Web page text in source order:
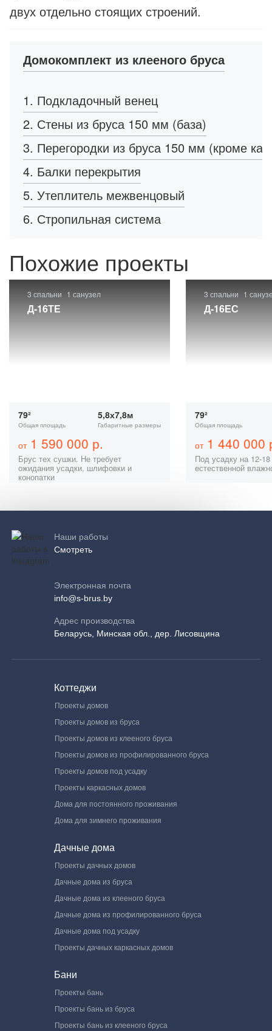
двух отдельно стоящих строений.
Домокомплект из клееного бруса
1. Подкладочный венец
2. Стены из бруса 150 мм (база)
3. Перегородки из бруса 150 мм (кроме
4. Балки перекрытия
5. Утеплитель межвенцовый
6. Стропильная система
Похожие проекты
3 спальни 1 санузел
Д-16ТЕ
79²
Общая площадь
5,8х7,8м
Габаритные размеры
от1 590 000 р.
Брус тех сушки. Не требует
ожидания усадки, шлифовки и
конопатки
3 спальни 1
Д-16ЕС
79²
Общая площадь
от1 440 000
Под усадку на 12-
естественной
Наши работы
Смотреть
Электронная почта
info@s-brus.by
Адрес производства
Беларусь, Минская обл., дер. Лисовщина
Коттеджи
Проекты домов
Проекты домов из бруса
Проекты домов из клееного бруса
Проекты домов из профилированного бруса
Проекты домов под усадку
Проекты каркасных домов
Дома для постоянного проживания
Дома для зимнего проживания
Дачные дома
Проекты дачных домов
Дачные дома из бруса
Дачные дома из клееного бруса
Дачные дома из профилированного бруса
Дачные дома под усадку
Проекты дачных каркасных домов
Бани
Проекты бань
Проекты бань из бруса
Проекты бань из клееного бруса